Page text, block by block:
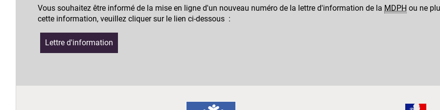
Vous souhaitez être informé de la mise en ligne d'un nouveau numéro de la lettre d'information de la MDPH ou ne
cette information, veuillez cliquer sur le lien ci-dessous :
Lettre d'information